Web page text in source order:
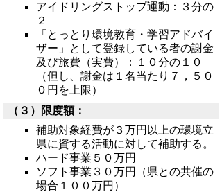
アイドリングストップ運動：３分の
２
「とっとり環境教育・学習アドバイ
ザー」として登録している者の謝金
及び旅費（実費）：１０分の１０
（但し、謝金は１名当たり７，５０
０円を上限）
（３）限度額：
補助対象経費が３万円以上の環境立
県に資する活動に対して補助する。
ハード事業５０万円
ソフト事業３０万円（県との共催の
場合１００万円）